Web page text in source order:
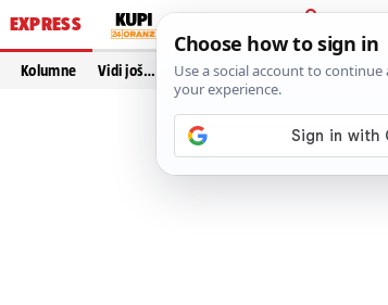
EXPRESS
PRIJAVA
Kolumne Vidi još…